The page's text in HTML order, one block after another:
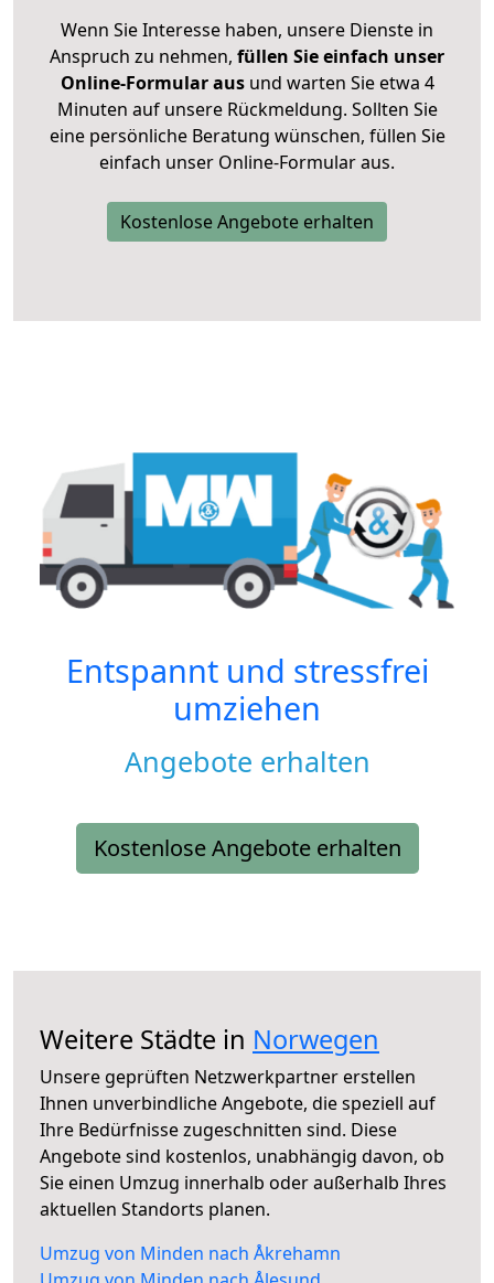
Wenn Sie Interesse haben, unsere Dienste in
Anspruch zu nehmen, füllen Sie einfach unser
Online-Formular ausund warten Sie etwa 4
Minuten auf unsere Rückmeldung. Sollten Sie
eine persönliche Beratung wünschen, füllen Sie
einfach unser Online-Formular aus.
Kostenlose Angebote erhalten
Entspannt und stressfrei
umziehen
Angebote erhalten
Kostenlose Angebote erhalten
Weitere Städte in Norwegen
Unsere geprüften Netzwerkpartner erstellen
Ihnen unverbindliche Angebote, die speziell auf
Ihre Bedürfnisse zugeschnitten sind. Diese
Angebote sind kostenlos, unabhängig davon, ob
Sie einen Umzug innerhalb oder außerhalb Ihres
aktuellen Standorts planen.
Umzug von Minden nach Åkrehamn